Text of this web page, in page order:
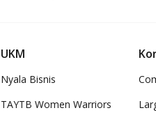
UKM
Nyala Bisnis
TAYTB Women Warriors